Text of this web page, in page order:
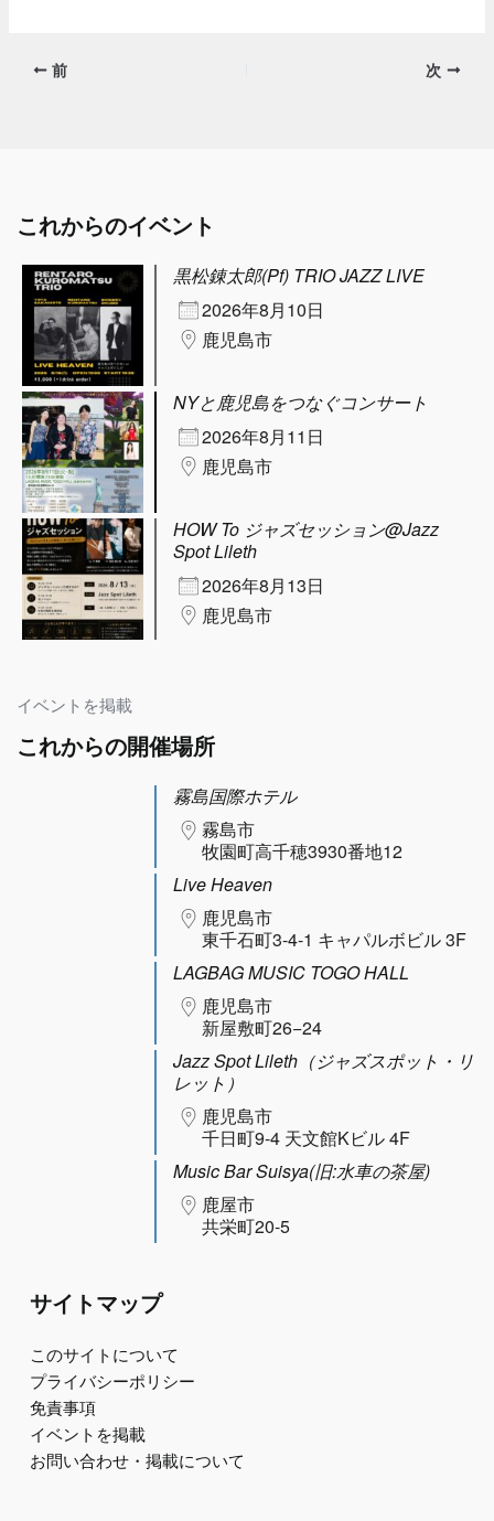
前 次
これからのイベント
黒松錬太郎(Pf) TRIO JAZZ LIVE
2026年8月10日
鹿児島市
NYと鹿児島をつなぐコンサート
2026年8月11日
鹿児島市
HOW To ジャズセッション@Jazz
Spot Lileth
2026年8月13日
鹿児島市
イベントを掲載
これからの開催場所
霧島国際ホテル
霧島市
牧園町高千穂3930番地12
Live Heaven
鹿児島市
東千石町3-4-1 キャパルボビル 3F
LAGBAG MUSIC TOGO HALL
鹿児島市
新屋敷町26−24
Jazz Spot Lileth（ジャズスポット・リ
レット）
鹿児島市
千日町9-4 天文館Kビル 4F
Music Bar Suisya(旧:水車の茶屋)
鹿屋市
共栄町20-5
サイトマップ
このサイトについて
プライバシーポリシー
免責事項
イベントを掲載
お問い合わせ・掲載について